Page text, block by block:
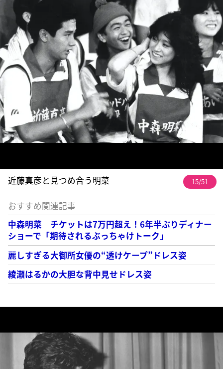
近藤真彦と見つめ合う明菜 15/51
おすすめ関連記事
中森明菜 チケットは7万円超え！6年半ぶりディナー
ショーで「期待されるぶっちゃけトーク」
麗しすぎる大御所女優の“透けケープ”ドレス姿
綾瀬はるかの大胆な背中見せドレス姿